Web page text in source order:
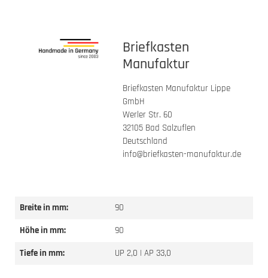
Briefkasten
Manufaktur
Briefkasten Manufaktur Lippe
GmbH
Werler Str. 60
32105 Bad Salzuflen
Deutschland
info@briefkasten-manufaktur.de
Breite in mm:
90
Höhe in mm:
90
Tiefe in mm:
UP 2,0 | AP 33,0